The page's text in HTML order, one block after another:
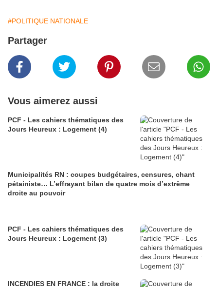
#POLITIQUE NATIONALE
Partager
Vous aimerez aussi
PCF - Les cahiers thématiques des
Jours Heureux : Logement (4)
Municipalités RN : coupes budgétaires, censures, chant
pétainiste… L’effrayant bilan de quatre mois d’extrême
droite au pouvoir
PCF - Les cahiers thématiques des
Jours Heureux : Logement (3)
INCENDIES EN FRANCE : la droite